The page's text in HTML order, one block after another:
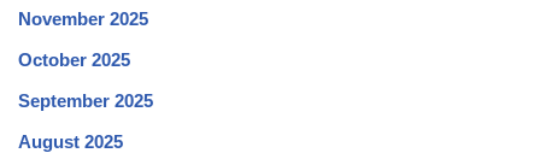
November 2025
October 2025
September 2025
August 2025